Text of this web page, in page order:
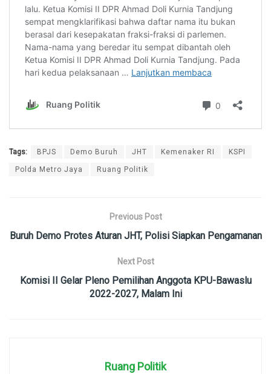
Tags: BPJS Demo Buruh JHT Kemenaker RI KSPI
Polda Metro Jaya Ruang Politik
Previous Post
Buruh Demo Protes Aturan JHT, Polisi Siapkan Pengamanan
Next Post
Komisi II Gelar Pleno Pemilihan Anggota KPU-Bawaslu
2022-2027, Malam Ini
Ruang Politik